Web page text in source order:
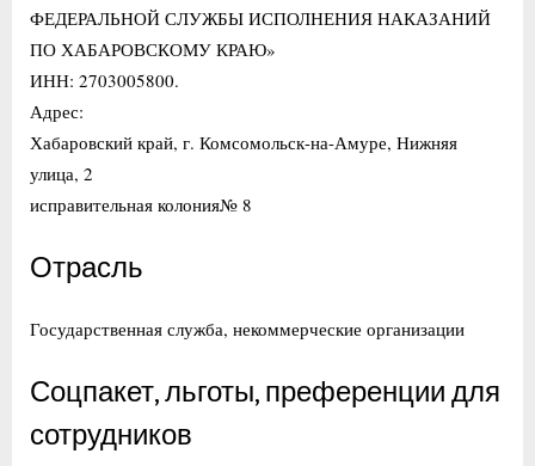
ФЕДЕРАЛЬНОЙ СЛУЖБЫ ИСПОЛНЕНИЯ НАКАЗАНИЙ
ПО ХАБАРОВСКОМУ КРАЮ»
ИНН: 2703005800.
Адрес:
Хабаровский край, г. Комсомольск-на-Амуре, Нижняя
улица, 2
исправительная колония№ 8
Отрасль
Государственная служба, некоммерческие организации
Соцпакет, льготы, преференции для
сотрудников